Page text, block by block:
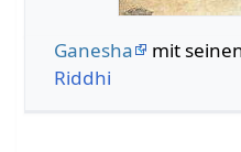
Ganesha mit
Riddhi